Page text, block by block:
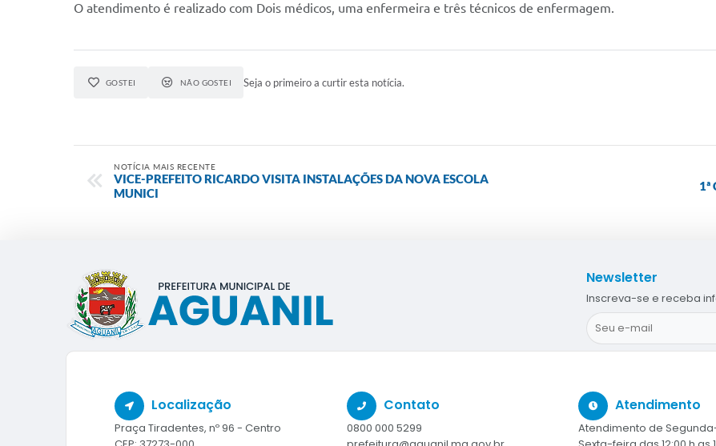
O atendimento é realizado com Dois médicos, uma enfermeira e três técnicos de enfermagem.
GOSTEI NÃO GOSTEI Seja o primeiro a curtir esta notícia.
NOTÍCIA MAIS RECENTE
VICE-PREFEITO RICARDO VISITA INSTALAÇÕES DA NOVA ESCOLA
MUNICI
1ª
Localização
Praça Tiradentes, nº 96 - Centro
Contato
0800 000 5299
Atendimento
Atendimento de
Newsletter
Inscreva-se e receba